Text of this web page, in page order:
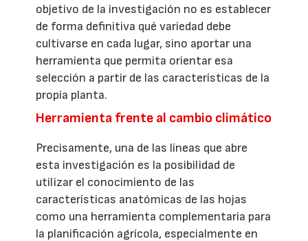
objetivo de la investigación no es establecer
de forma definitiva qué variedad debe
cultivarse en cada lugar, sino aportar una
herramienta que permita orientar esa
selección a partir de las características de la
propia planta.
Herramienta frente al cambio climático
Precisamente, una de las líneas que abre
esta investigación es la posibilidad de
utilizar el conocimiento de las
características anatómicas de las hojas
como una herramienta complementaria para
la planificación agrícola, especialmente en